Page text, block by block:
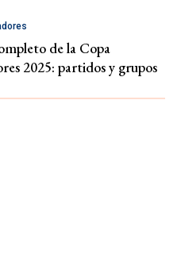
de la Copa
2025: partidos y grupos